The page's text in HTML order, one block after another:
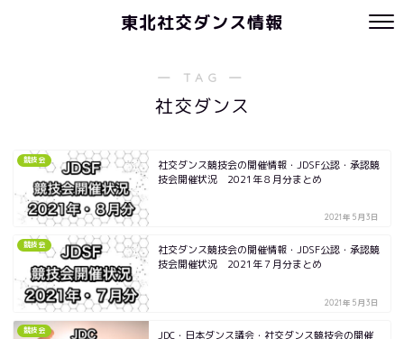
東北社交ダンス情報
― TAG ―
社交ダンス
競技会
社交ダンス競技会の開催情報・JDSF公認・承認競
技会開催状況 2021年８月分まとめ
2021年5月3日
競技会
社交ダンス競技会の開催情報・JDSF公認・承認競
技会開催状況 2021年７月分まとめ
2021年5月3日
競技会
JDC・日本ダンス議会・社交ダンス競技会の開催